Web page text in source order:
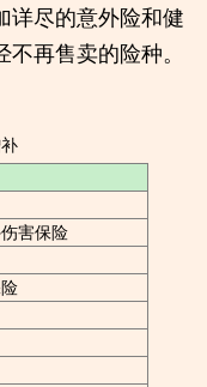
详尽的意外险和健
再售卖的险种。
害保险